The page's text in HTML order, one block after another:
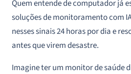
Quem entende de computador já
soluções de monitoramento com
nesses sinais 24 horas por dia e
antes que virem desastre.
Imagine ter um monitor de saúde